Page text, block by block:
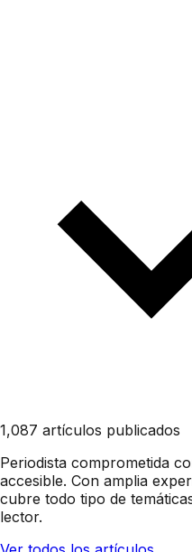
1,087 artículos publicados
Periodista comprometida
accesible. Con amplia
cubre todo tipo de
lector.